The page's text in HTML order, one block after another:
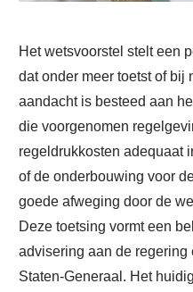
Het wetsvoorstel stelt een
dat onder meer toetst of bij
aandacht is besteed aan
die voorgenomen
regeldrukkosten adequaat
of de onderbouwing voor
goede afweging door de
Deze toetsing vormt een
advisering aan de regering
Staten-Generaal. Het